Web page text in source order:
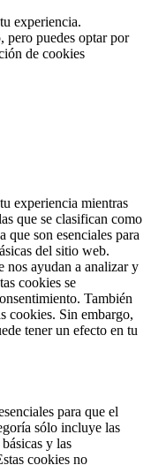
experiencia.
pero puedes optar por
de cookies
experiencia mientras
que se clasifican como
que son esenciales para
del sitio web.
nos ayudan a analizar y
cookies se
También
cookies. Sin embargo,
tener un efecto en tu
para que el
sólo incluye las
y las
cookies no